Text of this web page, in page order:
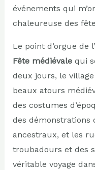
événements qui
chaleureuse des
Le point d’orgue de
Fête médiévalequi
deux jours, le
beaux atours
des costumes
des démonstrations
ancestraux, et les
troubadours et des
véritable voyage